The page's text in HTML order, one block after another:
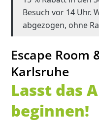
Besuch vor 14 Uhr.
abgezogen, ohne
Escape Room
Karlsruhe
Lasst das
beginnen!